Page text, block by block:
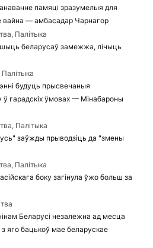
памяці зразумелыя для
вайна — амбасадар Чарнагор
Палітыка
беларусаў замежжа, лічыць
будуць прысвечаныя
гарадскіх ўмовах — Мінабароны
Палітыка
заўжды прыводзіць да "змены
Палітыка
боку загінула ўжо больш за
Беларусі незалежна ад месца
з яго бацькоў мае беларускае